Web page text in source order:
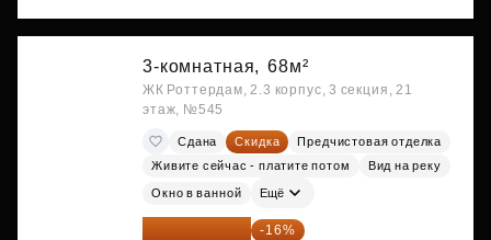
3-комнатная, 68м²
ЖК Роттердам, 2.3 корпус, 3 секция, 21
этаж, №545
Сдана Скидка
Предчистовая отделка
Живите сейчас - платите потом
Вид на реку
Окно в ванной Ещё
45 147 648 ₽ -16%